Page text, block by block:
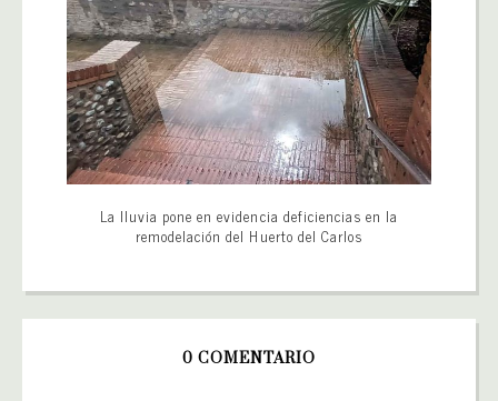
La lluvia pone en evidencia deficiencias en la
remodelación del Huerto del Carlos
0 COMENTARIO